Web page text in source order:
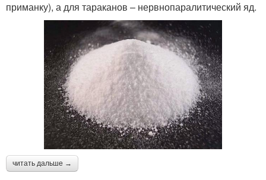
приманку), а для тараканов – нервнопаралитический яд.
читать дальше →